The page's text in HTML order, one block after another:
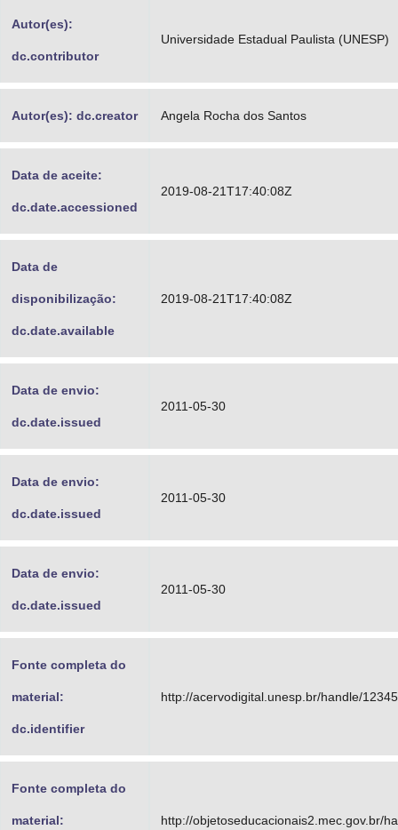
Banco Central do Brasil
Autor(es):
dc.contributor
Universidade Estadual Paulista (UNESP)
Autor(es): dc.creator Angela Rocha dos Santos
Data de aceite:
dc.date.accessioned
2019-08-21T17:40:08Z
Data de
disponibilização:
dc.date.available
2019-08-21T17:40:08Z
Data de envio:
dc.date.issued
2011-05-30
Data de envio:
dc.date.issued
2011-05-30
Data de envio:
dc.date.issued
2011-05-30
Fonte completa do
material:
dc.identifier
http://acervodigital.unesp.br/handle/
Fonte completa do
material: http://objetoseducacionais2.mec.gov.br/